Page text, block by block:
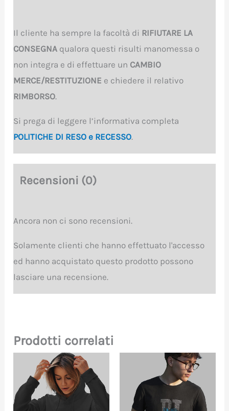
Il cliente ha sempre la facoltà di RIFIUTARE LA
CONSEGNA qualora questi risulti manomessa o
non integra e di effettuare un CAMBIO
MERCE/RESTITUZIONE e chiedere il relativo
RIMBORSO.
Si prega di leggere l’informativa completa
POLITICHE DI RESO e RECESSO.
Recensioni (0)
Ancora non ci sono recensioni.
Solamente clienti che hanno effettuato l'accesso
ed hanno acquistato questo prodotto possono
lasciare una recensione.
Prodotti correlati
ha